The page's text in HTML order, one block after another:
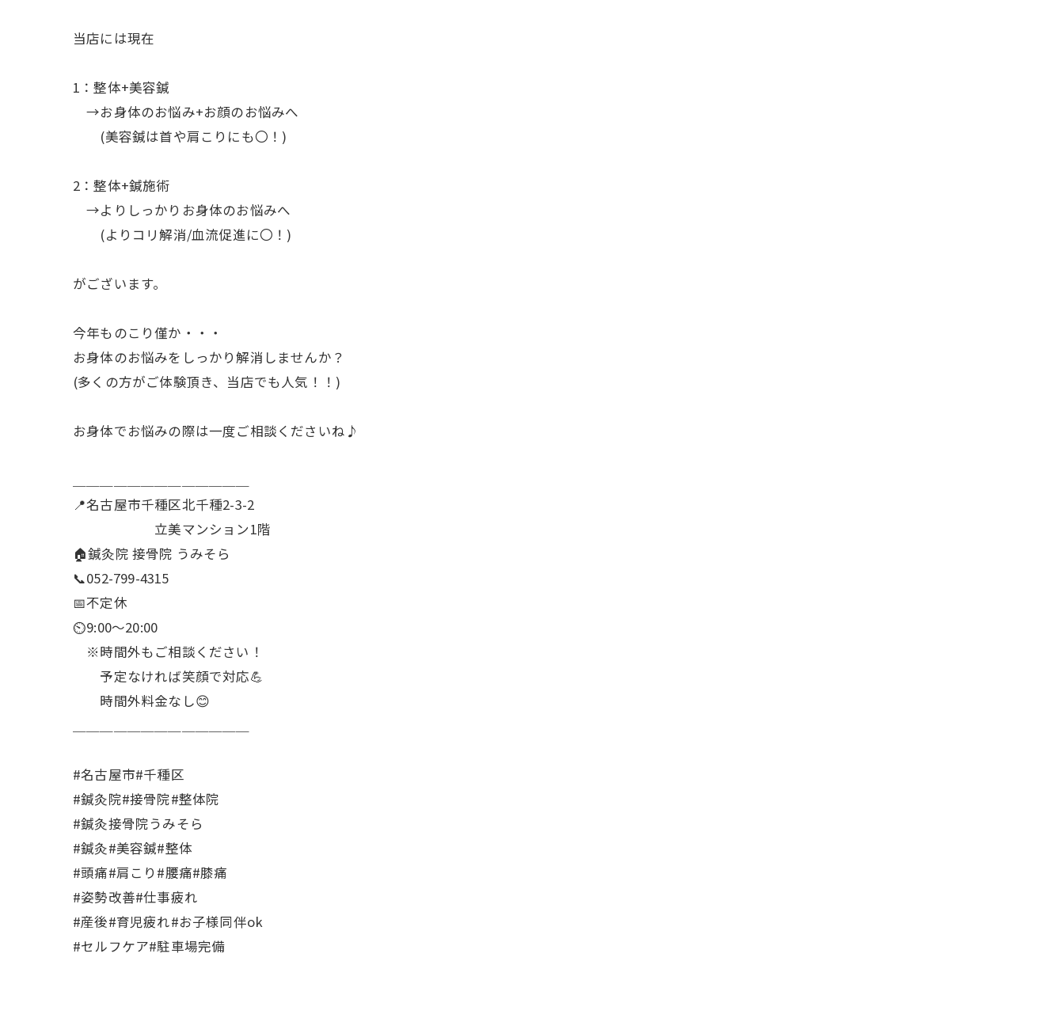
当店には現在
1：整体+美容鍼
→お身体のお悩み+お顔のお悩みへ
(美容鍼は首や肩こりにも〇！)
2：整体+鍼施術
→よりしっかりお身体のお悩みへ
(よりコリ解消/血流促進に〇！)
がございます。
今年ものこり僅か・・・
お身体のお悩みをしっかり解消しませんか？
(多くの方がご体験頂き、当店でも人気！！)
お身体でお悩みの際は一度ご相談くださいね♪
📍名古屋市千種区北千種2-3-2
立美マンション1階
🏠鍼灸院 接骨院 うみそら
📞052-799-4315
📅不定休
⏲9:00～20:00
※時間外もご相談ください！
予定なければ笑顔で対応💪
時間外料金なし😊
#名古屋市#千種区
#鍼灸院#接骨院#整体院
#鍼灸接骨院うみそら
#鍼灸#美容鍼#整体
#頭痛#肩こり#腰痛#膝痛
#姿勢改善#仕事疲れ
#産後#育児疲れ#お子様同伴ok
#セルフケア#駐車場完備